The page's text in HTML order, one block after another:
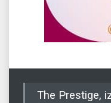
The Prestige,